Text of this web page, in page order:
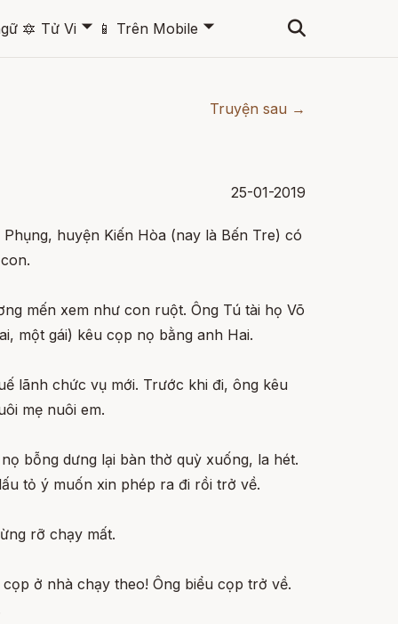
🔯 Tử Vi 🞃 📱 Trên Mobile 🞃
Truyện sau →
25-01-2019
huyện Kiến Hòa (nay là Bến Tre) có
mến xem như con ruột. Ông Tú tài họ Võ
một gái) kêu cọp nọ bằng anh Hai.
lãnh chức vụ mới. Trước khi đi, ông kêu
mẹ nuôi em.
bỗng dưng lại bàn thờ quỳ xuống, la hét.
tỏ ý muốn xin phép ra đi rồi trở về.
rỡ chạy mất.
ở nhà chạy theo! Ông biểu cọp trở về.